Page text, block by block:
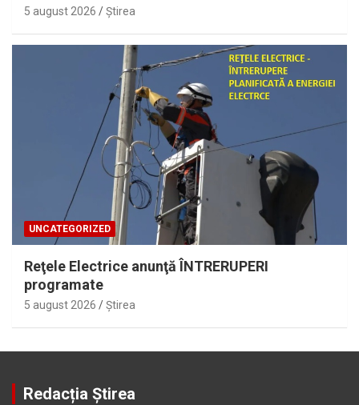
5 august 2026 Ştirea
UNCATEGORIZED
Reţele Electrice anunţă ÎNTRERUPERI
programate
5 august 2026 Ştirea
Redacția Știrea